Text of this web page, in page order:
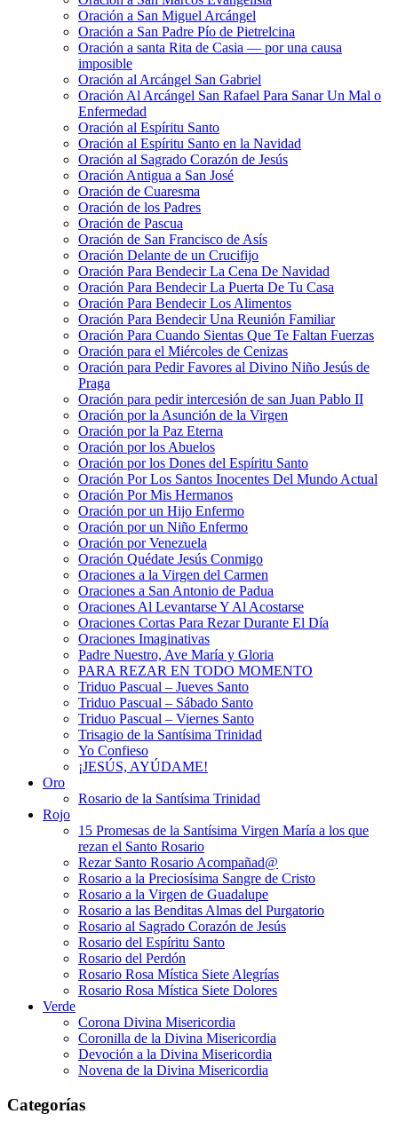
Oración a San Miguel Arcángel
Oración a San Padre Pío de Pietrelcina
Oración a santa Rita de Casia — por una causa
imposible
Oración al Arcángel San Gabriel
Oración Al Arcángel San Rafael Para Sanar Un Mal o
Enfermedad
Oración al Espíritu Santo
Oración al Espíritu Santo en la Navidad
Oración al Sagrado Corazón de Jesús
Oración Antigua a San José
Oración de Cuaresma
Oración de los Padres
Oración de Pascua
Oración de San Francisco de Asís
Oración Delante de un Crucifijo
Oración Para Bendecir La Cena De Navidad
Oración Para Bendecir La Puerta De Tu Casa
Oración Para Bendecir Los Alimentos
Oración Para Bendecir Una Reunión Familiar
Oración Para Cuando Sientas Que Te Faltan Fuerzas
Oración para el Miércoles de Cenizas
Oración para Pedir Favores al Divino Niño Jesús de
Praga
Oración para pedir intercesión de san Juan Pablo II
Oración por la Asunción de la Virgen
Oración por la Paz Eterna
Oración por los Abuelos
Oración por los Dones del Espíritu Santo
Oración Por Los Santos Inocentes Del Mundo Actual
Oración Por Mis Hermanos
Oración por un Hijo Enfermo
Oración por un Niño Enfermo
Oración por Venezuela
Oración Quédate Jesús Conmigo
Oraciones a la Virgen del Carmen
Oraciones a San Antonio de Padua
Oraciones Al Levantarse Y Al Acostarse
Oraciones Cortas Para Rezar Durante El Día
Oraciones Imaginativas
Padre Nuestro, Ave María y Gloria
PARA REZAR EN TODO MOMENTO
Triduo Pascual – Jueves Santo
Triduo Pascual – Sábado Santo
Triduo Pascual – Viernes Santo
Trisagio de la Santísima Trinidad
Yo Confieso
¡JESÚS, AYÚDAME!
Oro
Rosario de la Santísima Trinidad
Rojo
15 Promesas de la Santísima Virgen María a los que
rezan el Santo Rosario
Rezar Santo Rosario Acompañad@
Rosario a la Preciosísima Sangre de Cristo
Rosario a la Virgen de Guadalupe
Rosario a las Benditas Almas del Purgatorio
Rosario al Sagrado Corazón de Jesús
Rosario del Espíritu Santo
Rosario del Perdón
Rosario Rosa Mística Siete Alegrías
Rosario Rosa Mística Siete Dolores
Verde
Corona Divina Misericordia
Coronilla de la Divina Misericordia
Devoción a la Divina Misericordia
Novena de la Divina Misericordia
Categorías